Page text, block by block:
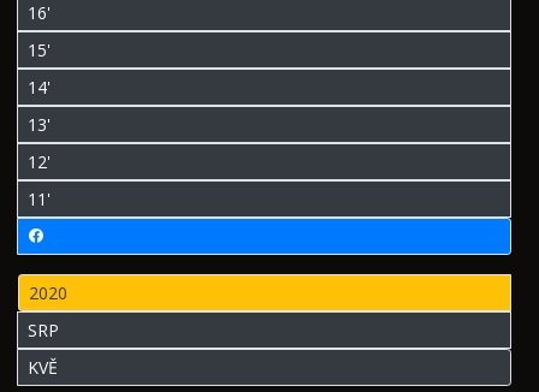
16'
15'
14'
13'
12'
11'
2020
SRP
KVĚ